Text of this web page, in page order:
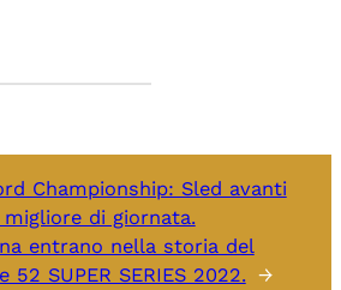
Championship: Sled avanti
di giornata.
entrano nella storia del
SUPER SERIES 2022. →